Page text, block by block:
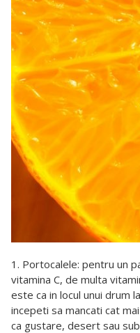
1. Portocalele: pentru un
vitamina C, de multa
este ca in locul unui drum
incepeti sa mancati cat
ca gustare, desert sau